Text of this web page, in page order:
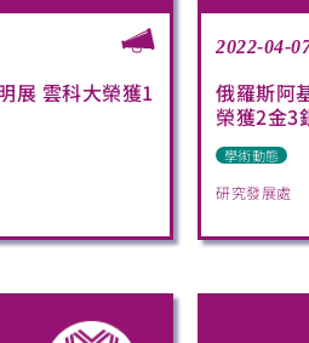
展 雲科大榮獲1
2022-04-
俄羅斯阿
榮獲2金3
學術動態
研究發展處